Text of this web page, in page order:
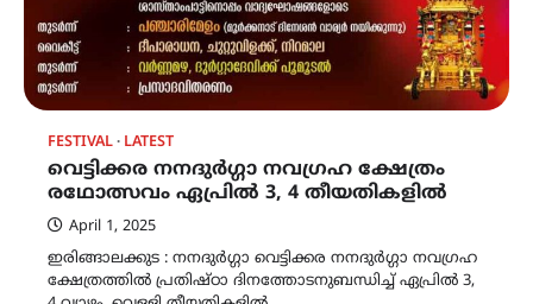
FESTIVAL LATEST
വെട്ടിക്കര നനദുർഗ്ഗാ നവഗ്രഹ ക്ഷേത്രം
രഥോത്സവം ഏപ്രിൽ 3, 4 തീയതികളിൽ
April 1, 2025
ഇരിങ്ങാലക്കുട : നനദുർഗ്ഗാ വെട്ടിക്കര നനദുർഗ്ഗാ നവഗ്രഹ
ക്ഷേത്രത്തിൽ പ്രതിഷ്ഠാ ദിനത്തോടനുബന്ധിച്ച് ഏപ്രിൽ 3,